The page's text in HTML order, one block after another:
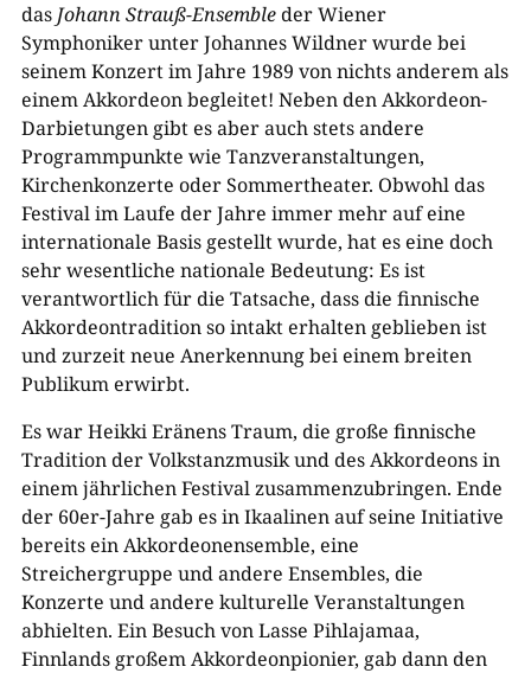
das Johann Strauß-​Ensembleder Wiener
Symphoniker unter Johannes Wildner wurde bei
seinem Konzert im Jahre 1989 von nichts anderem als
einem Akkordeon begleitet! Neben den Akkordeon-​
Darbietungen gibt es aber auch stets andere
Programmpunkte wie Tanzveranstaltungen,
Kirchenkonzerte oder Sommertheater. Obwohl das
Festival im Laufe der Jahre immer mehr auf eine
internationale Basis gestellt wurde, hat es eine doch
sehr wesentliche nationale Bedeutung: Es ist
verantwortlich für die Tatsache, dass die finnische
Akkordeontradition so intakt erhalten geblieben ist
und zurzeit neue Anerkennung bei einem breiten
Publikum erwirbt.
Es war Heikki Eränens Traum, die große finnische
Tradition der Volkstanzmusik und des Akkordeons in
einem jährlichen Festival zusammenzubringen. Ende
der 60er-​Jahre gab es in Ikaalinen auf seine Initiative
bereits ein Akkordeonensemble, eine
Streichergruppe und andere Ensembles, die
Konzerte und andere kulturelle Veranstaltungen
abhielten. Ein Besuch von Lasse Pihlajamaa,
Finnlands großem Akkordeonpionier, gab dann den